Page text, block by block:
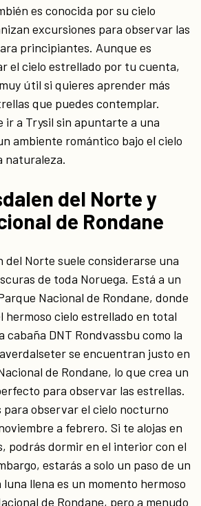
es conocida por su cielo
excursiones para observar las
principiantes. Aunque es
el cielo estrellado por tu cuenta,
útil si quieres aprender más
que puedes contemplar.
ir a Trysil sin apuntarte a una
ambiente romántico bajo el cielo
naturaleza.
del Norte y
de Rondane
del Norte suele considerarse una
de toda Noruega. Está a un
Nacional de Rondane, donde
hermoso cielo estrellado en total
cabaña DNT Rondvassbu como la
se encuentran justo en
de Rondane, lo que crea un
para observar las estrellas.
para observar el cielo nocturno
a febrero. Si te alojas en
podrás dormir en el interior con el
estarás a solo un paso de un
llena es un momento hermoso
de Rondane, pero a menudo